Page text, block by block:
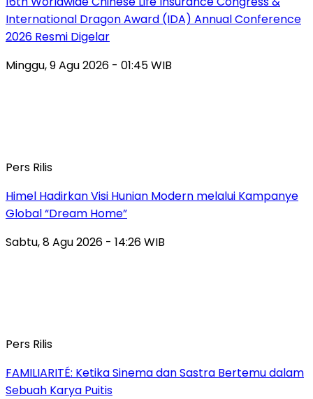
International Dragon Award (IDA) Annual Conference
2026 Resmi Digelar
Minggu, 9 Agu 2026 - 01:45 WIB
Pers Rilis
Himel Hadirkan Visi Hunian Modern melalui Kampanye
Global “Dream Home”
Sabtu, 8 Agu 2026 - 14:26 WIB
Pers Rilis
FAMILIARITÉ: Ketika Sinema dan Sastra Bertemu dalam
Sebuah Karya Puitis